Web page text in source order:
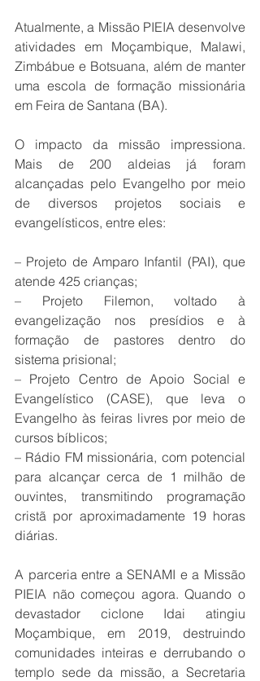
Atualmente, a Missão PIEIA desenvolve
atividades em Moçambique, Malawi,
Zimbábue e Botsuana, além de manter
uma escola de formação missionária
em Feira de Santana (BA).
O impacto da missão impressiona.
Mais de 200 aldeias já foram
alcançadas pelo Evangelho por meio
de diversos projetos sociais e
evangelísticos, entre eles:
– Projeto de Amparo Infantil (PAI), que
atende 425 crianças;
– Projeto Filemon, voltado à
evangelização nos presídios e à
formação de pastores dentro do
sistema prisional;
– Projeto Centro de Apoio Social e
Evangelístico (CASE), que leva o
Evangelho às feiras livres por meio de
cursos bíblicos;
– Rádio FM missionária, com potencial
para alcançar cerca de 1 milhão de
ouvintes, transmitindo programação
cristã por aproximadamente 19 horas
diárias.
A parceria entre a SENAMI e a Missão
PIEIA não começou agora. Quando o
devastador ciclone Idai atingiu
Moçambique, em 2019, destruindo
comunidades inteiras e derrubando o
templo sede da missão, a Secretaria